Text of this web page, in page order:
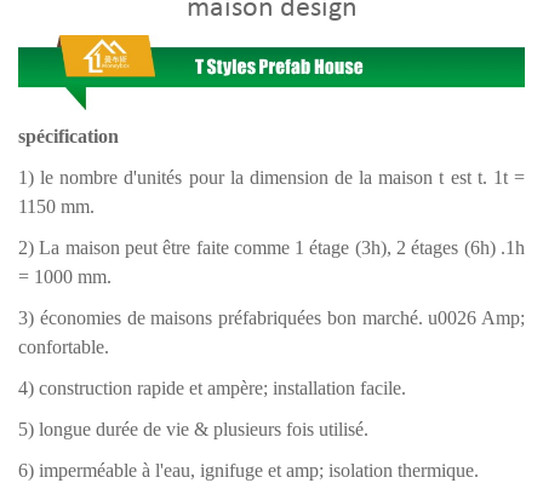
maison design
spécification
1) le nombre d'unités pour la dimension de la maison t est t. 1t =
1150 mm.
2) La maison peut être faite comme 1 étage (3h), 2 étages (6h) .1h
= 1000 mm.
3) économies de maisons préfabriquées bon marché. u0026 Amp;
confortable.
4) construction rapide et ampère; installation facile.
5) longue durée de vie & plusieurs fois utilisé.
6) imperméable à l'eau, ignifuge et amp; isolation thermique.